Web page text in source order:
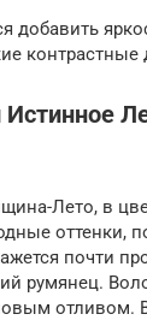
добавить
контрастные
Лето, в
оттенки,
почти
румянец.
отливом.